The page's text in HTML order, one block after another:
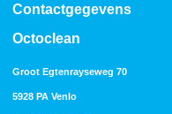
Contactgegevens
Octoclean
Groot Egtenrayseweg 70
5928 PA Venlo